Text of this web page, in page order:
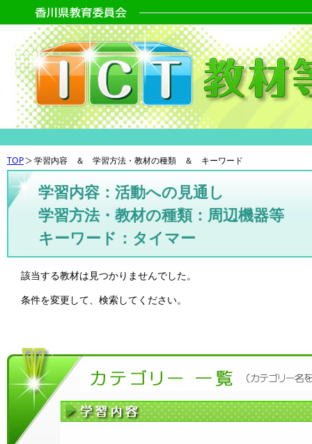
TOP 学習内容 ＆ 学習方法・教材の種類 ＆ キーワード
学習内容：活動への見通し
学習方法・教材の種類：周辺機器等
キーワード：タイマー
該当する教材は見つかりませんでした。
条件を変更して、検索してください。